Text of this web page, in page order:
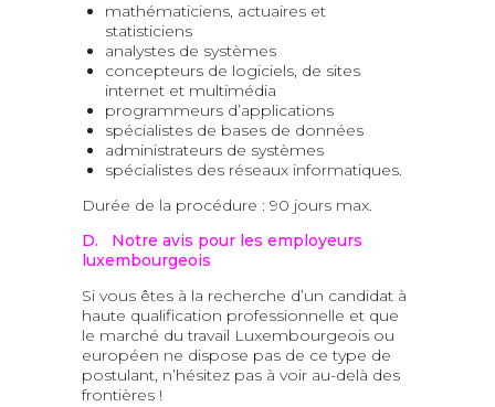
mathématiciens, actuaires et
statisticiens
analystes de systèmes
concepteurs de logiciels, de sites
internet et multimédia
programmeurs d’applications
spécialistes de bases de données
administrateurs de systèmes
spécialistes des réseaux informatiques.
Durée de la procédure : 90 jours max.
D. Notre avis pour les employeurs
luxembourgeois
Si vous êtes à la recherche d’un candidat à
haute qualification professionnelle et que
le marché du travail Luxembourgeois ou
européen ne dispose pas de ce type de
postulant, n’hésitez pas à voir au-delà des
frontières !